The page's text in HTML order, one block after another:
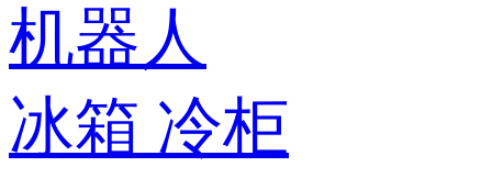
机器人
冰箱 冷柜